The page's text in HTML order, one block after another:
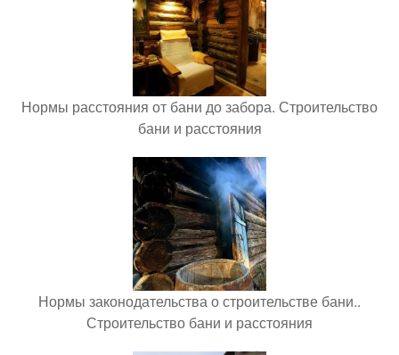
Нормы расстояния от бани до забора. Строительство
бани и расстояния
Нормы законодательства о строительстве бани..
Строительство бани и расстояния